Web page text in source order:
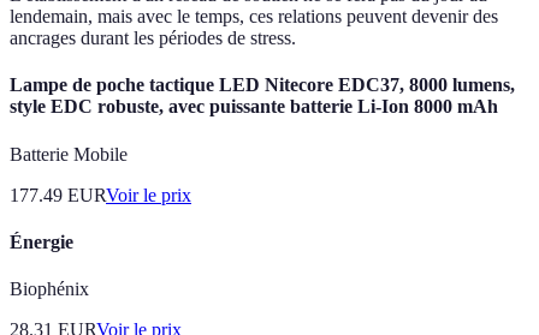
lendemain, mais avec le temps, ces relations peuvent devenir des
ancrages durant les périodes de stress.
Lampe de poche tactique LED Nitecore EDC37, 8000 lumens,
style EDC robuste, avec puissante batterie Li-Ion 8000 mAh
Batterie Mobile
177.49 EURVoir le prix
Énergie
Biophénix
28.31 EURVoir le prix